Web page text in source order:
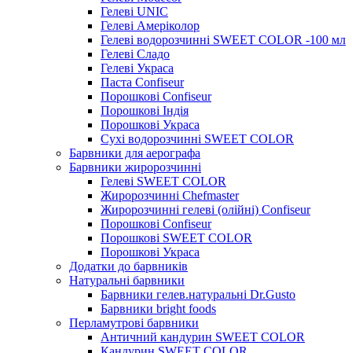
Гелеві UNIC
Гелеві Амеріколор
Гелеві водорозчинні SWEET COLOR -100 мл
Гелеві Сладо
Гелеві Украса
Паста Confiseur
Порошкові Confiseur
Порошкові Індія
Порошкові Украса
Сухі водорозчинні SWEET COLOR
Барвники для аерографа
Барвники жиророзчинні
Гелеві SWEET COLOR
Жиророзчинні Chefmaster
Жиророзчинні гелеві (олійні) Confiseur
Порошкові Confiseur
Порошкові SWEET COLOR
Порошкові Украса
Додатки до барвників
Натуральні барвники
Барвники гелев.натуральні Dr.Gusto
Барвники bright foods
Перламутрові барвники
Античний кандурин SWEET COLOR